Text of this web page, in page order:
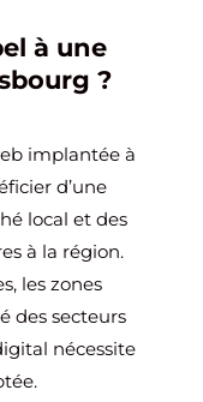
à une
?
implantée à
d’une
local et des
à la région.
les zones
des secteurs
nécessite